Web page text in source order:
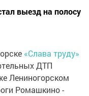
выезд на полосу
«Слава труду»
ДТП
Лениногорском
Ромашкино -